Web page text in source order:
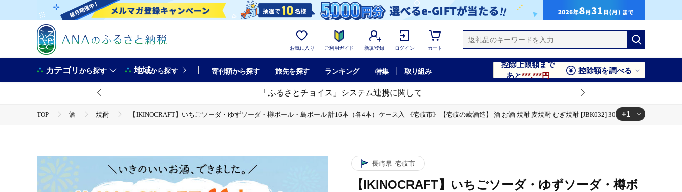
お気に入り ご利用ガイド 新規登録 ログイン カート
カテゴリから探す 地域から探す 寄付額から探す 旅先を探す ランキング 特集 取り組み
控除上限額まで
あと***,***円
控除額を調べる
「ふるさとチョイス」システム連携に関して
TOP 酒 焼酎
【IKINOCRAFT】いちごソーダ・ゆずソーダ・樽ボール・島ボール 計16本（各4本）ケース入 《壱岐市》【壱岐の蔵酒造】 酒 お酒 焼酎 麦焼酎 むぎ焼酎 [JBK032] 30000 30000円 3万円
+1
長崎県 壱岐市
【IKINOCRAFT】いちごソーダ・ゆずソーダ・樽ボ